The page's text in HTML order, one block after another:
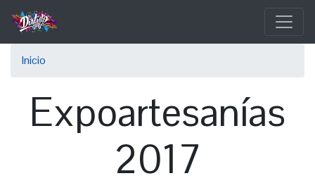
Pasar
contenido
principalSobrescribir
Inicio
Expoartesanías
2017